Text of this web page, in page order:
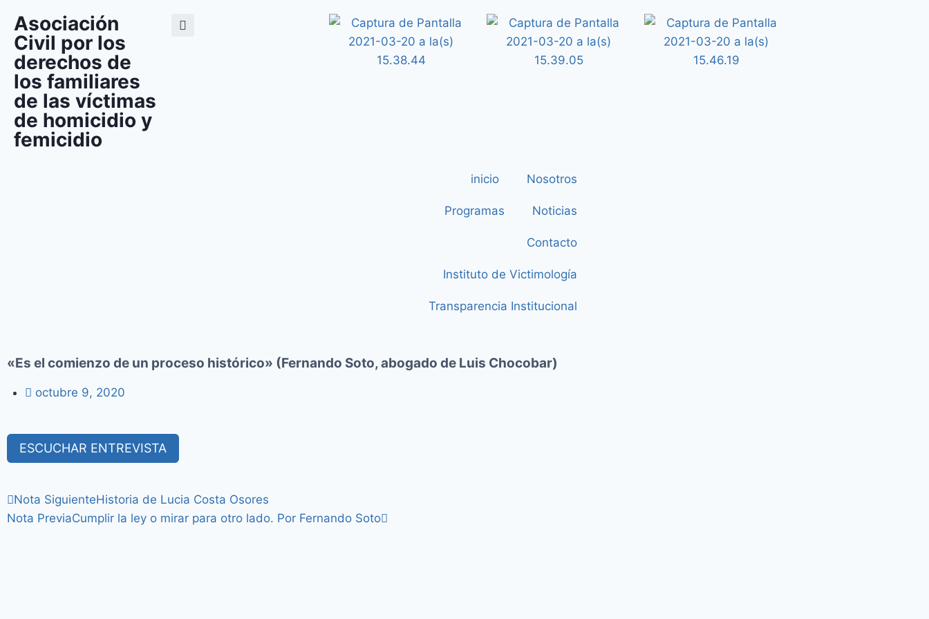
Asociación
Civil por los
derechos de
los familiares
de las víctimas
de homicidio y
femicidio
inicio Nosotros
Programas Noticias
Contacto
Instituto de Victimología
Transparencia Institucional
«Es el comienzo de un proceso histórico» (Fernando Soto, abogado de Luis Chocobar)
octubre 9, 2020
ESCUCHAR ENTREVISTA
Nota SiguienteHistoria de Lucia Costa Osores
Nota PreviaCumplir la ley o mirar para otro lado. Por Fernando Soto